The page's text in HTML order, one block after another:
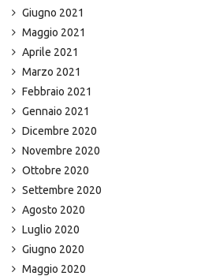
Giugno 2021
Maggio 2021
Aprile 2021
Marzo 2021
Febbraio 2021
Gennaio 2021
Dicembre 2020
Novembre 2020
Ottobre 2020
Settembre 2020
Agosto 2020
Luglio 2020
Giugno 2020
Maggio 2020